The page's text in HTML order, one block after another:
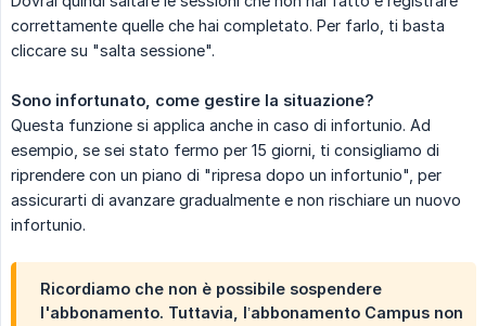
correttamente quelle che hai completato. Per farlo, ti basta
cliccare su "salta sessione".
Sono infortunato, come gestire la situazione?
Questa funzione si applica anche in caso di infortunio. Ad
esempio, se sei stato fermo per 15 giorni, ti consigliamo di
riprendere con un piano di "ripresa dopo un infortunio", per
assicurarti di avanzare gradualmente e non rischiare un nuovo
infortunio.
Ricordiamo che non è possibile sospendere
l'abbonamento. Tuttavia, l’abbonamento Campus non